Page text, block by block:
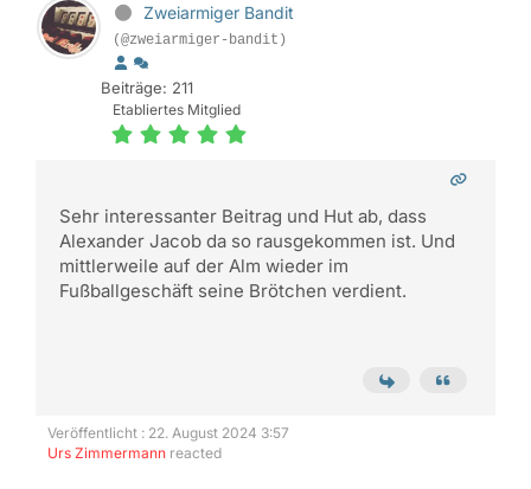
Zweiarmiger Bandit
(@zweiarmiger-bandit)
Beiträge: 211
Etabliertes Mitglied
Sehr interessanter Beitrag und Hut ab, dass
Alexander Jacob da so rausgekommen ist. Und
mittlerweile auf der Alm wieder im
Fußballgeschäft seine Brötchen verdient.
Veröffentlicht : 22. August 2024 3:57
Urs Zimmermann reacted